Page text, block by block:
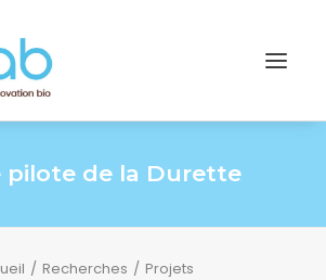
pilote de la Durette
Recherches
Projets